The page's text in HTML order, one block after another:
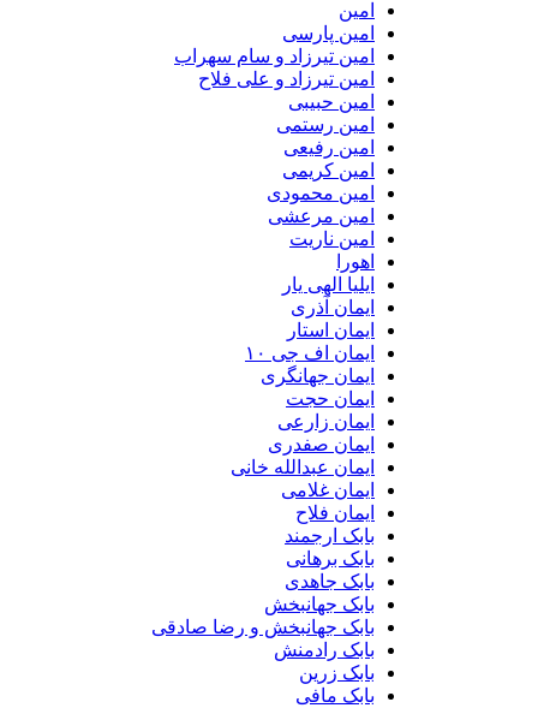
امین پارسی
امین تیرزاد و سام سهراب
امین تیرزاد و علی فلاح
امین حبیبی
امین رستمی
امین رفیعی
امین کریمی
امین محمودی
امین مرعشی
امین ناریت
ایلیا الهی یار
ایمان آذری
ایمان استار
ایمان اف جی ۱۰
ایمان جهانگری
ایمان حجت
ایمان زارعی
ایمان صفدری
ایمان عبدالله خانی
ایمان غلامی
ایمان فلاح
بابک ارجمند
بابک برهانی
بابک جاهدی
بابک جهانبخش
بابک جهانبخش و رضا صادقی
بابک رادمنش
بابک زرین
بابک مافی